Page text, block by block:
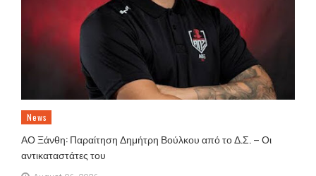
News
ΑΟ Ξάνθη: Παραίτηση Δημήτρη Βούλκου από το Δ.Σ. – Οι
αντικαταστάτες του